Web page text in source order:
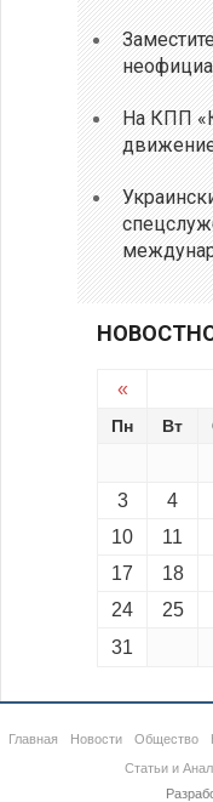
На КПП
«
Пн Вт
3
4
10
11
17
18
24
25
31
Главная Новости Общество
Статьи и